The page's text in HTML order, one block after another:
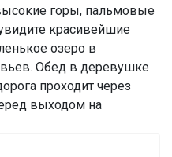
горы, пальмовые
красивейшие
озеро в
Обед в деревушке
проходит через
выходом на